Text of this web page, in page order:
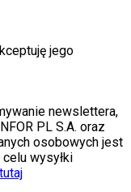
jego
newslettera,
PL S.A. oraz
osobowych jest
wysyłki